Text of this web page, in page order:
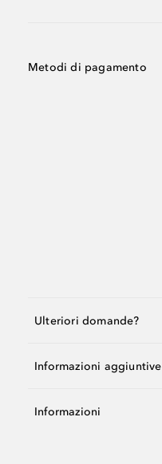
Metodi di pagamento
Ulteriori domande?
Informazioni aggiuntive
Informazioni